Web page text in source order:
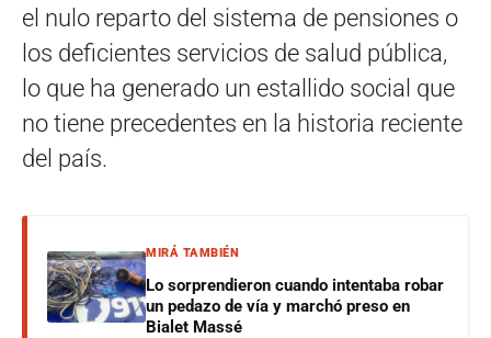
el nulo reparto del sistema de pensiones o
los deficientes servicios de salud pública,
lo que ha generado un estallido social que
no tiene precedentes en la historia reciente
del país.
MIRÁ TAMBIÉN
Lo sorprendieron cuando intentaba robar
un pedazo de vía y marchó preso en
Bialet Massé